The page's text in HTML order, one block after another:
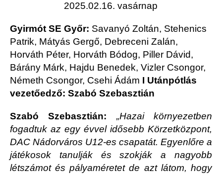
2025.02.16. vasárnap
Gyirmót SE Győr: Savanyó Zoltán, Stehenics
Patrik, Mátyás Gergő, Debreceni Zalán,
Horváth Péter, Horváth Bódog, Piller Dávid,
Bárány Márk, Hajdu Benedek, Vizler Csongor,
Németh Csongor, Csehi Ádám I Utánpótlás
vezetőedző: Szabó Szebasztián
Szabó Szebasztián: „Hazai környezetben
fogadtuk az egy évvel idősebb Körzetközpont,
DAC Nádorváros U12-es csapatát. Egyenlőre a
játékosok tanulják és szokják a nagyobb
létszámot és pályaméretet de azt látom, hogy